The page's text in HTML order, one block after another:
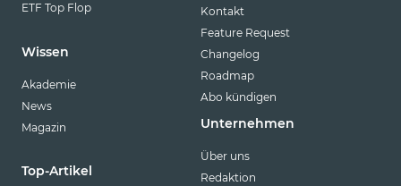
ETF Top Flop
Wissen
Akademie
News
Magazin
Top-Artikel
Kontakt
Feature Request
Changelog
Roadmap
Abo kündigen
Unternehmen
Über uns
Redaktion